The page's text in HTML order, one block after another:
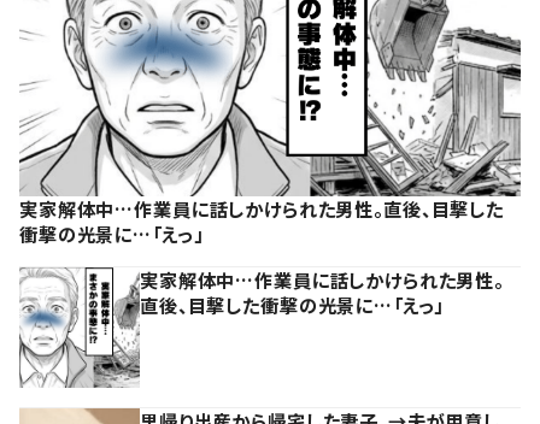
実家解体中…作業員に話しかけられた男性。直後、目撃した
衝撃の光景に…「えっ」
実家解体中…作業員に話しかけられた男性。
直後、目撃した衝撃の光景に…「えっ」